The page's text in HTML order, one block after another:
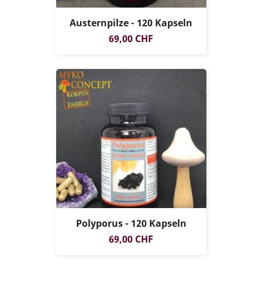
Austernpilze - 120 Kapseln
Preis
69,00 CHF
Polyporus - 120 Kapseln
Preis
69,00 CHF